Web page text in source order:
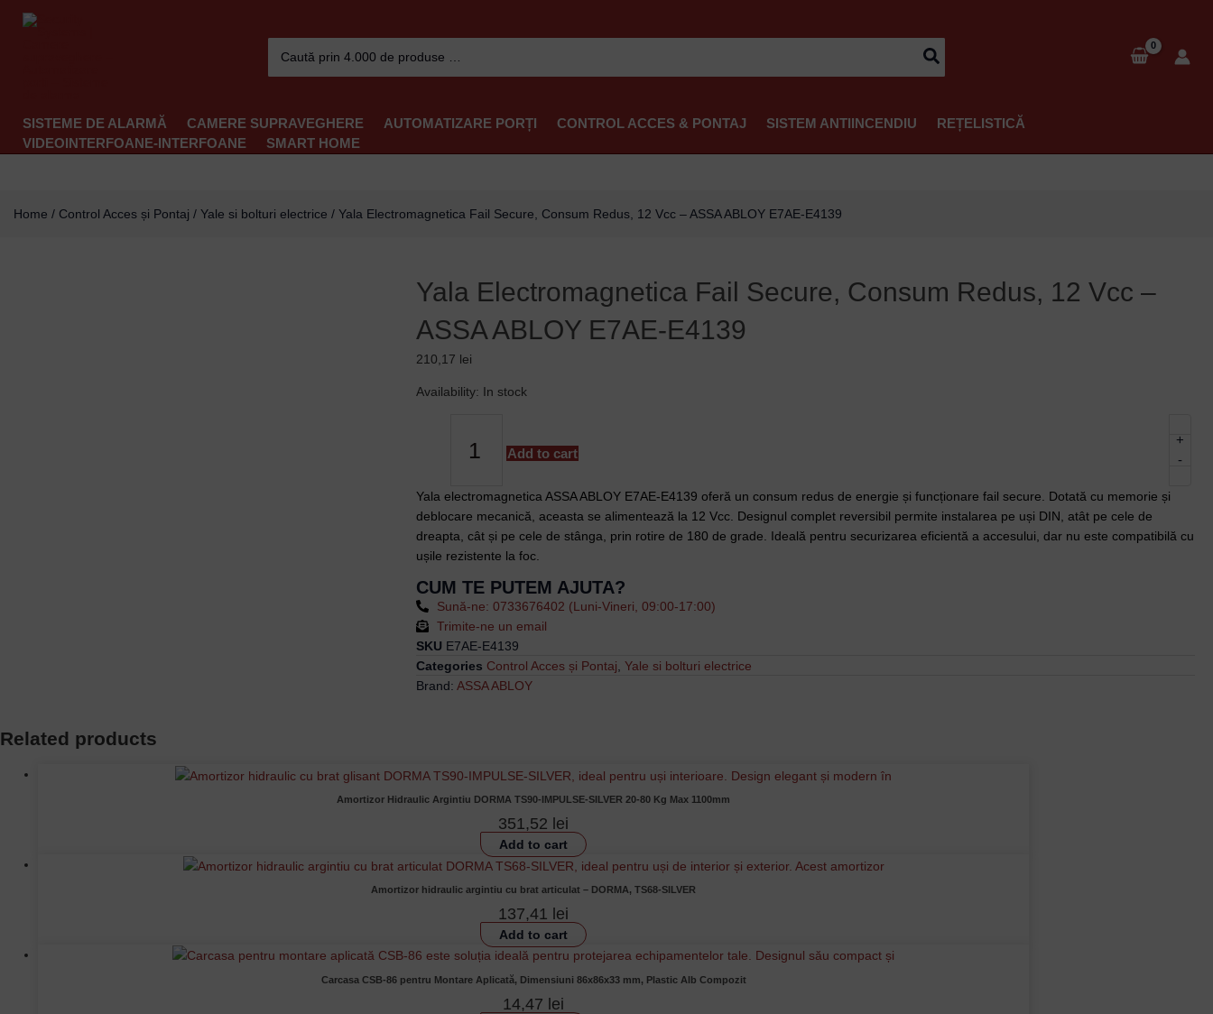
Search
for:
SISTEME DE ALARMĂ CAMERE SUPRAVEGHERE AUTOMATIZARE PORȚI CONTROL ACCES & PONTAJ SISTEM ANTIINCENDIU
REȚELISTICĂ
VIDEOINTERFOANE-INTERFOANE
SMART HOME
Home / Control Acces și Pontaj / Yale si bolturi electrice / Yala Electromagnetica Fail Secure, Consum Redus, 12 Vcc – ASSA ABLOY E7AE-E4139
Yala Electromagnetica Fail Secure, Consum Redus, 12 Vcc –
ASSA ABLOY E7AE-E4139
210,17 lei
Availability: In stock
-
Yala
Redus,
12
Vcc
ABLOY
E7AE-
E4139
quantity
+
Add to cart
Yala electromagnetica ASSA ABLOY E7AE-E4139 oferă un consum redus de energie și funcționare fail secure. Dotată cu memorie și
deblocare mecanică, aceasta se alimentează la 12 Vcc. Designul complet reversibil permite instalarea pe uși DIN, atât pe cele de
dreapta, cât și pe cele de stânga, prin rotire de 180 de grade. Ideală pentru securizarea eficientă a accesului, dar nu este compatibilă cu
ușile rezistente la foc.
CUM TE PUTEM AJUTA?
Sună-ne: 0733676402 (Luni-Vineri, 09:00-17:00)
Trimite-ne un email
SKU E7AE-E4139
Categories Control Acces și Pontaj ,Yale si bolturi electrice
Brand:ASSA ABLOY
Related products
Amortizor Hidraulic Argintiu DORMA TS90-IMPULSE-SILVER 20-80 Kg Max 1100mm
351,52 lei
Add to cart
Amortizor hidraulic argintiu cu brat articulat – DORMA, TS68-SILVER
137,41 lei
Add to cart
Carcasa CSB-86 pentru Montare Aplicată, Dimensiuni 86x86x33 mm, Plastic Alb Compozit
14,47 lei